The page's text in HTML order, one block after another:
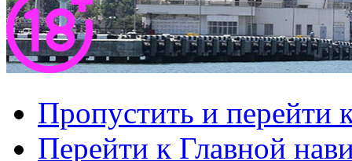
Пропустить и перейти
Перейти к Главной